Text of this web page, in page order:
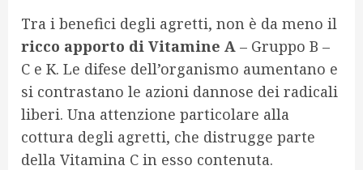
Tra i benefici degli agretti, non è da meno il
ricco apporto di Vitamine A – Gruppo B –
C e K. Le difese dell’organismo aumentano e
si contrastano le azioni dannose dei radicali
liberi. Una attenzione particolare alla
cottura degli agretti, che distrugge parte
della Vitamina C in esso contenuta.